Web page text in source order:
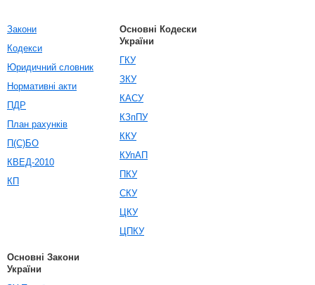
Закони
Кодекси
Юридичний словник
Нормативні акти
ПДР
План рахунків
П(С)БО
КВЕД-2010
КП
Основні Кодески
України
ГКУ
ЗКУ
КАСУ
КЗпПУ
ККУ
КУпАП
ПКУ
СКУ
ЦКУ
ЦПКУ
Основні Закони
України